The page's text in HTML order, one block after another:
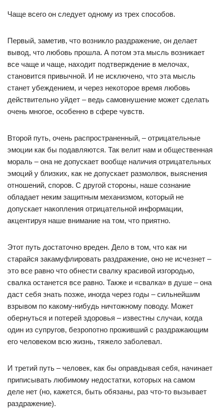
Чаще всего он следует одному из трех способов.
Первый, заметив, что возникло раздражение, он делает
вывод, что любовь прошла. А потом эта мысль возникает
все чаще и чаще, находит подтверждение в мелочах,
становится привычной. И не исключено, что эта мысль
станет убеждением, и через некоторое время любовь
действительно уйдет – ведь самовнушение может сделать
очень многое, особенно в сфере чувств.
Второй путь, очень распространенный, – отрицательные
эмоции как бы подавляются. Так велит нам и общественная
мораль – она не допускает вообще наличия отрицательных
эмоций у близких, как не допускает размолвок, выяснения
отношений, споров. С другой стороны, наше сознание
обладает неким защитным механизмом, который не
допускает накопления отрицательной информации,
акцентируя наше внимание на том, что приятно.
Этот путь достаточно вреден. Дело в том, что как ни
старайся закамуфлировать раздражение, оно не исчезнет –
это все равно что обнести свалку красивой изгородью,
свалка останется все равно. Также и «свалка» в душе – она
даст себя знать позже, иногда через годы – сильнейшим
взрывом по какому-нибудь ничтожному поводу. Может
обернуться и потерей здоровья – известны случаи, когда
один из супругов, безропотно проживший с раздражающим
его человеком всю жизнь, тяжело заболевал.
И третий путь – человек, как бы оправдывая себя, начинает
приписывать любимому недостатки, которых на самом
деле нет (но, кажется, быть обязаны, раз что-то вызывает
раздражение).